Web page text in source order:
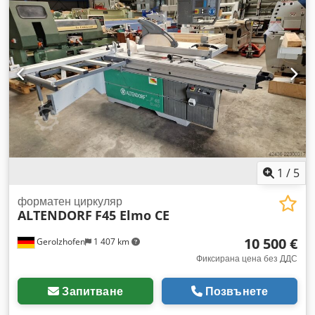
1 / 5
Gerolzhofen 1 407 km
форматен циркуляр
ALTENDORF F45 Elmo CE
10 500 €
Фиксирана цена без ДДС
Запитване Позвънете